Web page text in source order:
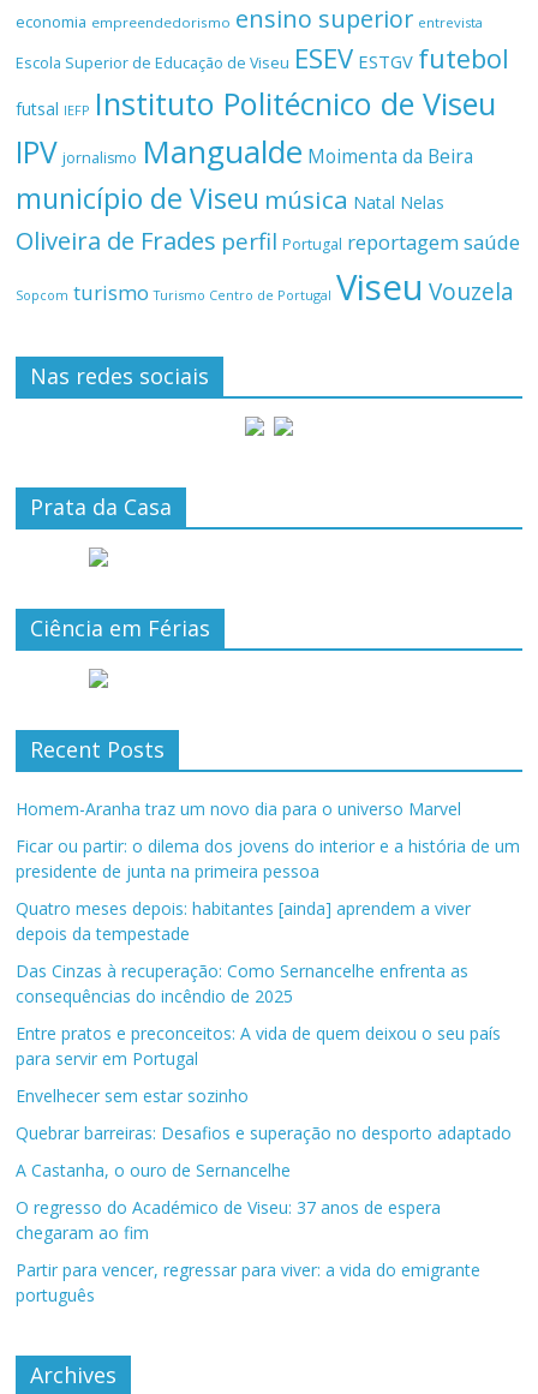
economia empreendedorismo ensino superior entrevista
Escola Superior de Educação de Viseu ESEV ESTGV futebol
futsal IEFP Instituto Politécnico de Viseu
IPV jornalismo Mangualde Moimenta da Beira
município de Viseu música Natal Nelas
Oliveira de Frades perfil Portugal reportagemsaúde
Sopcom turismo Turismo Centro de Portugal Viseu Vouzela
Nas redes sociais
Prata da Casa
Ciência em Férias
Recent Posts
Homem-Aranha traz um novo dia para o universo Marvel
Ficar ou partir: o dilema dos jovens do interior e a história de um
presidente de junta na primeira pessoa
Quatro meses depois: habitantes [ainda] aprendem a viver
depois da tempestade
Das Cinzas à recuperação: Como Sernancelhe enfrenta as
consequências do incêndio de 2025
Entre pratos e preconceitos: A vida de quem deixou o seu país
para servir em Portugal
Envelhecer sem estar sozinho
Quebrar barreiras: Desafios e superação no desporto adaptado
A Castanha, o ouro de Sernancelhe
O regresso do Académico de Viseu: 37 anos de espera
chegaram ao fim
Partir para vencer, regressar para viver: a vida do emigrante
português
Archives